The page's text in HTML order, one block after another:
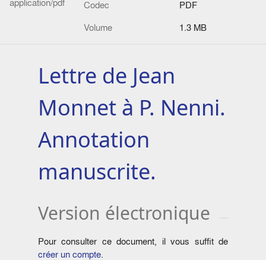
application/pdf
Codec
PDF
Volume
1.3 MB
Lettre de Jean
Monnet à P. Nenni.
Annotation
manuscrite.
Version électronique
Pour consulter ce document, il vous suffit de
créer un compte.